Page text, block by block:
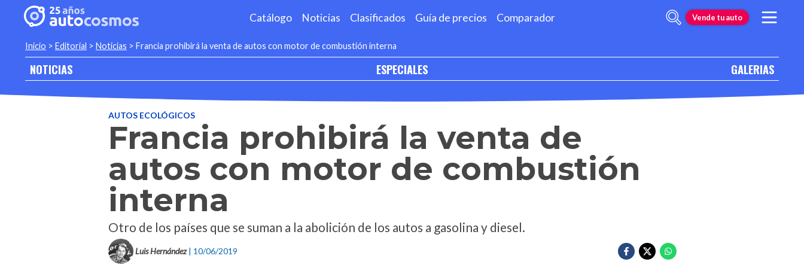
Catálogo Noticias Clasificados Guía de precios Comparador Vende tu auto
Inicio > Editorial > Noticias > Francia prohibirá la venta de autos con motor de combustión interna
NOTICIAS ESPECIALES GALERIAS
AUTOS ECOLÓGICOS
Francia prohibirá la venta de
autos con motor de combustión
interna
Otro de los países que se suman a la abolición de los autos a gasolina y diesel.
Luis Hernández | 10/06/2019